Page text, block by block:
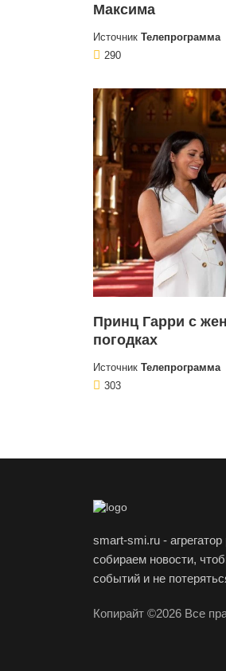
Максима
Источник Телепрограмма
290
Принц Гарри с
погодках
Источник Телепрограмма
303
smart-smi.ru -
собираем новости,
событий и не
Копирайт ©2026 Все